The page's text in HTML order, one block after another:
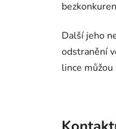
Další jeho
odstranění
lince